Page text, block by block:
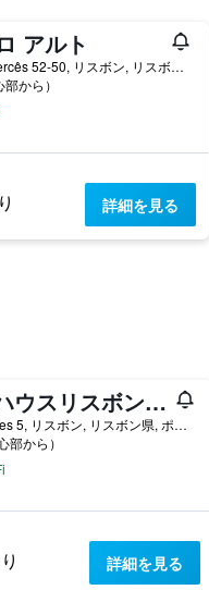
アルト
Travessa Das Mercês 52-50, リスボン, リスボン県, ポルトガル
から）
詳細を見る
ホワイトハウスリスボンホステル
R. Henrique Alves 5, リスボン, リスボン県, ポルトガル
部から）
詳細を見る